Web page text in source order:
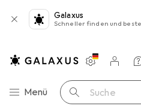
Galaxus
Schneller finden und
Navigation nach Kategorien
Menü Suche
Einstellungen
Kundenkonto
Merklisten
Warenkorb